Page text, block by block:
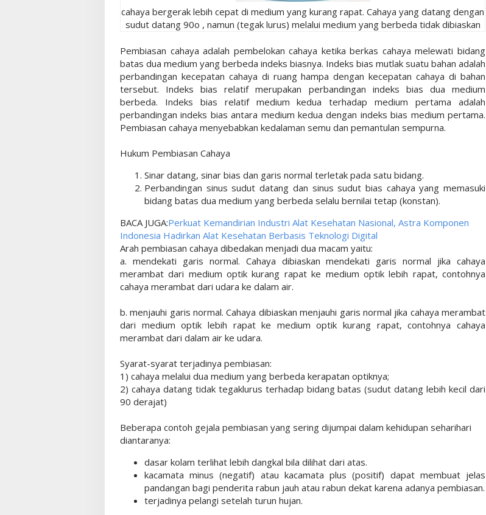
cahaya bergerak lebih cepat di medium yang kurang rapat. Cahaya yang datang dengan
sudut datang 90o , namun (tegak lurus) melalui medium yang berbeda tidak dibiaskan
Pembiasan cahaya adalah pembelokan cahaya ketika berkas cahaya melewati bidang
batas dua medium yang berbeda indeks biasnya. Indeks bias mutlak suatu bahan adalah
perbandingan kecepatan cahaya di ruang hampa dengan kecepatan cahaya di bahan
tersebut. Indeks bias relatif merupakan perbandingan indeks bias dua medium
berbeda. Indeks bias relatif medium kedua terhadap medium pertama adalah
perbandingan indeks bias antara medium kedua dengan indeks bias medium pertama.
Pembiasan cahaya menyebabkan kedalaman semu dan pemantulan sempurna.
Hukum Pembiasan Cahaya
Sinar datang, sinar bias dan garis normal terletak pada satu bidang.
Perbandingan sinus sudut datang dan sinus sudut bias cahaya yang memasuki
bidang batas dua medium yang berbeda selalu bernilai tetap (konstan).
BACA JUGA:Perkuat Kemandirian Industri Alat Kesehatan Nasional, Astra Komponen
Indonesia Hadirkan Alat Kesehatan Berbasis Teknologi Digital
Arah pembiasan cahaya dibedakan menjadi dua macam yaitu:
a. mendekati garis normal. Cahaya dibiaskan mendekati garis normal jika cahaya
merambat dari medium optik kurang rapat ke medium optik lebih rapat, contohnya
cahaya merambat dari udara ke dalam air.
b. menjauhi garis normal. Cahaya dibiaskan menjauhi garis normal jika cahaya merambat
dari medium optik lebih rapat ke medium optik kurang rapat, contohnya cahaya
merambat dari dalam air ke udara.
Syarat-syarat terjadinya pembiasan:
1) cahaya melalui dua medium yang berbeda kerapatan optiknya;
2) cahaya datang tidak tegaklurus terhadap bidang batas (sudut datang lebih kecil dari
90 derajat)
Beberapa contoh gejala pembiasan yang sering dijumpai dalam kehidupan seharihari
diantaranya:
dasar kolam terlihat lebih dangkal bila dilihat dari atas.
kacamata minus (negatif) atau kacamata plus (positif) dapat membuat jelas
pandangan bagi penderita rabun jauh atau rabun dekat karena adanya pembiasan.
terjadinya pelangi setelah turun hujan.